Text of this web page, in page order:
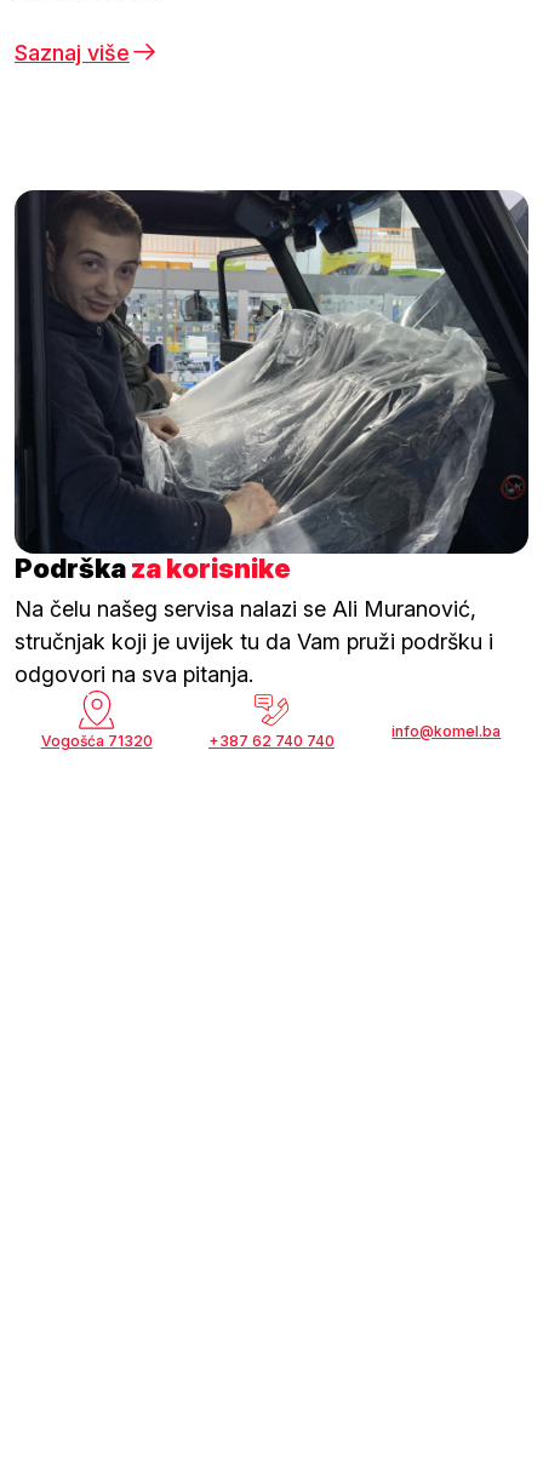
Saznaj više
Podrškaza korisnike
Na čelu našeg servisa nalazi se Ali Muranović,
stručnjak koji je uvijek tu da Vam pruži podršku i
odgovori na sva pitanja.
Vogošća 71320 +387 62 740 740
info@komel.ba